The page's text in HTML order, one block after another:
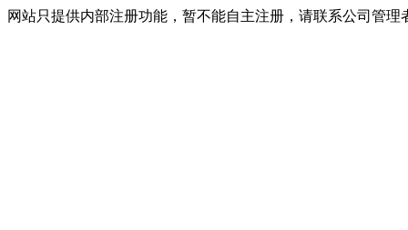
网站只提供内部注册功能，暂不能自主注册，请联系公司管理